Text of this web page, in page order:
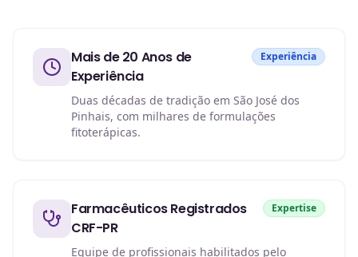
Mais de 20 Anos de
Experiência
Experiência
Duas décadas de tradição em São José dos
Pinhais, com milhares de formulações
fitoterápicas.
Farmacêuticos Registrados
CRF-PR
Expertise
Equipe de profissionais habilitados pelo